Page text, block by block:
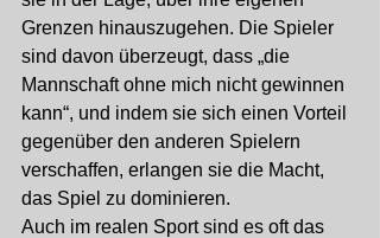
Grenzen hinauszugehen. Die Spieler
sind davon überzeugt, dass „die
Mannschaft ohne mich nicht gewinnen
kann“, und indem sie sich einen Vorteil
gegenüber den anderen Spielern
verschaffen, erlangen sie die Macht,
das Spiel zu dominieren.
Auch im realen Sport sind es oft das